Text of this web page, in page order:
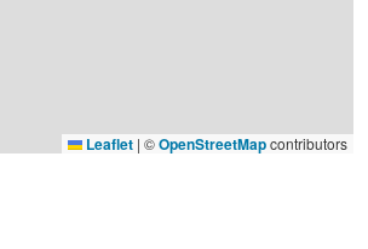
Leaflet | ©OpenStreetMapcontributors